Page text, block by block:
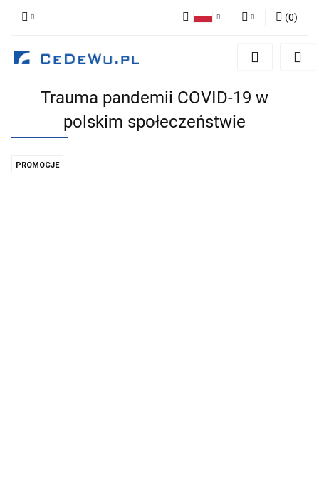
Zaloguj się
Dodaj zgłoszenie
Zgody cookies
(0)
Trauma pandemii COVID-19 w
polskim społeczeństwie
PROMOCJE